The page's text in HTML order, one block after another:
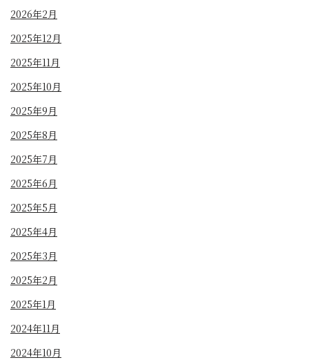
2026年2月
2025年12月
2025年11月
2025年10月
2025年9月
2025年8月
2025年7月
2025年6月
2025年5月
2025年4月
2025年3月
2025年2月
2025年1月
2024年11月
2024年10月